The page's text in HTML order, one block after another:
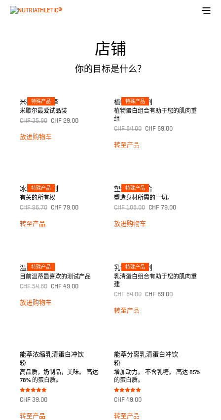
店铺
你的目标是什么？
特殊产品
米歇尔的选择
米歇尔最爱试品装
CHF35.80 CHF 29.00
放进购物车
特殊产品
植物蛋白系列
植物蛋白组合有助于您的肌肉重
组
CHF84.00 CHF 69.00
转至产品
特殊产品
冰球运动系列
有关的所有权
CHF96.70 CHF 79.00
转至产品
特殊产品
塑形产品组合
塑造身材所需的一切。
CHF108.00 CHF 79.00
放进购物车
特殊产品
温迪的选择
目前温蒂最喜欢的测试产品
CHF54.80 CHF 49.00
放进购物车
特殊产品
乳清蛋白系列
乳清蛋白组合有助于您的肌肉重
建
CHF84.00 CHF 69.00
转至产品
能萃浓缩乳清蛋白冲饮
粉
高品质，奶制品，美味。 高达
78% 的蛋白质。
Bewertet mit
5.00
CHF 39.00
转至产品
能萃分离乳清蛋白冲饮
粉
增加动力。 不含乳糖。 高达 85%
的蛋白质。
Bewertet mit
5.00
CHF 49.00
转至产品